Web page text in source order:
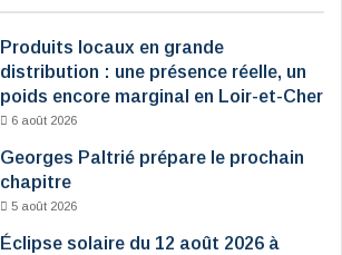
Produits locaux en grande
distribution : une présence réelle, un
poids encore marginal en Loir-et-Cher
6 août 2026
Georges Paltrié prépare le prochain
chapitre
5 août 2026
Éclipse solaire du 12 août 2026 à